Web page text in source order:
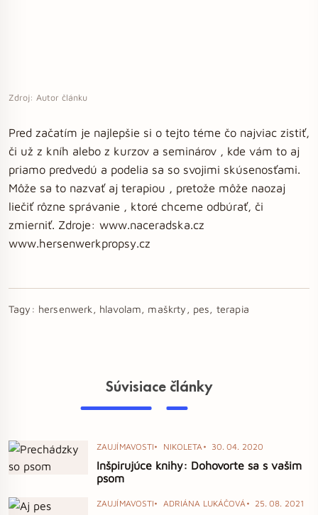
Zdroj: Autor článku
Pred začatím je najlepšie si o tejto téme čo najviac zistiť,
či už z kníh alebo z kurzov a seminárov , kde vám to aj
priamo predvedú a podelia sa so svojimi skúsenosťami.
Môže sa to nazvať aj terapiou , pretože môže naozaj
liečiť rôzne správanie , ktoré chceme odbúrať, či
zmierniť. Zdroje: www.naceradska.cz
www.hersenwerkpropsy.cz
Tagy: hersenwerk, hlavolam, maškrty, pes, terapia
Súvisiace články
ZAUJÍMAVOSTI NIKOLETA 30. 04. 2020
Inšpirujúce knihy: Dohovorte sa s vašim
psom
ZAUJÍMAVOSTI ADRIÁNA LUKÁČOVÁ 25. 08. 2021